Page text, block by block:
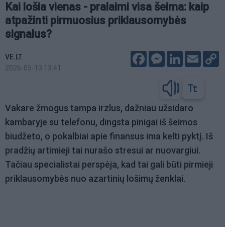
Kai lošia vienas - pralaimi visa šeima: kaip
atpažinti pirmuosius priklausomybės
signalus?
VE.LT
2026-05-13 13:41
FacebookMessenger
LinkedIn
Email
Vakare žmogus tampa irzlus, dažniau užsidaro
kambaryje su telefonu, dingsta pinigai iš šeimos
biudžeto, o pokalbiai apie finansus ima kelti pyktį. Iš
pradžių artimieji tai nurašo stresui ar nuovargiui.
Tačiau specialistai perspėja, kad tai gali būti pirmieji
priklausomybės nuo azartinių lošimų ženklai.